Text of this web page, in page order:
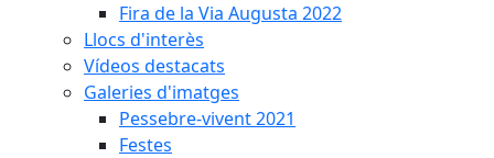
Fira de la Via Augusta 2022
Llocs d'interès
Vídeos destacats
Galeries d'imatges
Pessebre-vivent 2021
Festes